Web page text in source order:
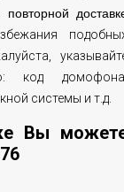
код
системы и т.д.
Вы